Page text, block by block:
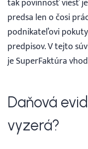
Slovenčina
English
30 DNÍ ZADARMO
Prihlásenie
tak povinnosť viesť
predsa len o čosi
podnikateľovi
predpisov. V tejto
je SuperFaktúra
Daňová
vyzerá?